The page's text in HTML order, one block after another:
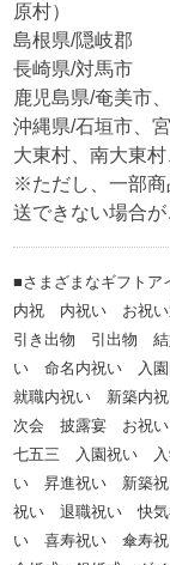
原村）
島根県/隠岐郡
長崎県/対馬市
鹿児島県/奄美市
沖縄県/石垣市、
大東村、南大東村
※ただし、一部商
送できない場合
■さまざまなギフトア
内祝 内祝い お祝い
引き出物 引出物
い 命名内祝い 入
就職内祝い 新築内
次会 披露宴 お祝
七五三 入園祝い
い 昇進祝い 新築
祝い 退職祝い 快
い 喜寿祝い 傘寿